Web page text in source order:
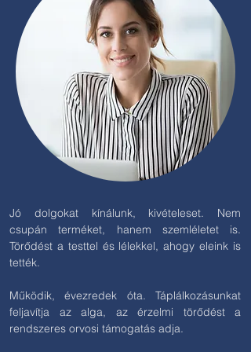
Jó dolgokat kínálunk, kivételeset. Nem
csupán terméket, hanem szemléletet is.
Törődést a testtel és lélekkel, ahogy eleink is
tették.
Működik, évezredek óta. Táplálkozásunkat
feljavítja az alga, az érzelmi törődést a
rendszeres orvosi támogatás adja.